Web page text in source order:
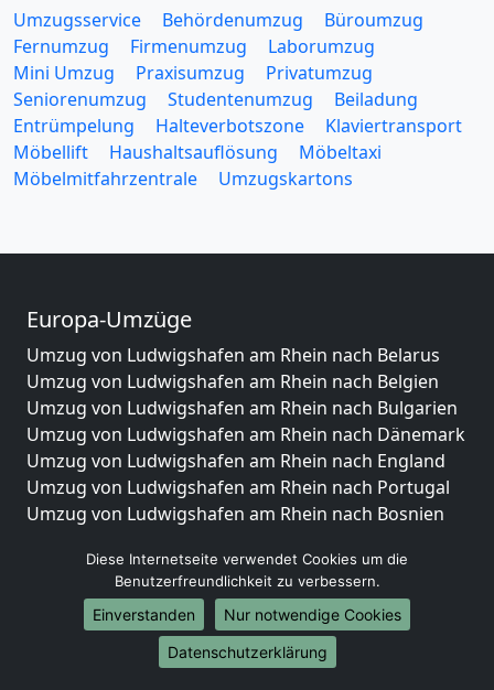
Umzugsservice Behördenumzug
Büroumzug
Fernumzug
Firmenumzug
Laborumzug
Mini Umzug
Praxisumzug
Privatumzug
Seniorenumzug
Studentenumzug
Beiladung
Entrümpelung
Halteverbotszone
Klaviertransport
Möbellift
Haushaltsauflösung
Möbeltaxi
Möbelmitfahrzentrale
Umzugskartons
Europa-Umzüge
Umzug von Ludwigshafen am Rhein nach Belarus
Umzug von Ludwigshafen am Rhein nach Belgien
Umzug von Ludwigshafen am Rhein nach Bulgarien
Umzug von Ludwigshafen am Rhein nach Dänemark
Umzug von Ludwigshafen am Rhein nach England
Umzug von Ludwigshafen am Rhein nach Portugal
Umzug von Ludwigshafen am Rhein nach Bosnien
Umzug von Ludwigshafen am Rhein nach Irland
Umzug von Ludwigshafen am Rhein nach Lettland
Umzug von Ludwigshafen am Rhein nach Zypern
Umzug von Ludwigshafen am Rhein nach Kroatien
Umzug von Ludwigshafen am Rhein nach Estland
Diese Internetseite verwendet Cookies um die
Benutzerfreundlichkeit zu verbessern.
Einverstanden
Nur notwendige Cookies
Datenschutzerklärung